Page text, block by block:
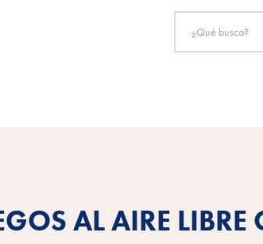
AL AIRE